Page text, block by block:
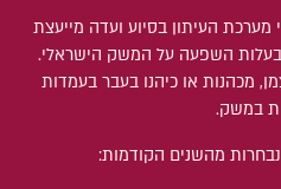
העיתון בסיוע ועדה מייעצת
השפעה על המשק הישראלי.
מכהנות או כיהנו בעבר בעמדות
במשק.
מהשנים הקודמות: